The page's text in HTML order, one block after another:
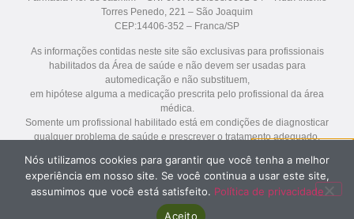
Torres Penedo, 221 – São Joaquim
CEP:14406-352 – Franca/SP
As informações contidas neste site são exclusivas para profissionais
habilitados da Área de saúde e não devem ser usadas para
automedicação e não substituem,
em hipótese alguma a medicação prescrita pelo profissional da área
médica.
Somente um profissional habilitado está em condições de diagnosticar
qualquer problema de saúde e prescrever o tratamento adequado.
Os medicamentos sob prescrição médica só serão dispensados mediante
apresentação da receita para avaliação farmacêutica antes da
manipulação e dispensação.
Nós utilizamos cookies para garantir que você tenha a melhor
experiência em nosso site. Se você continua a usar este site,
assumimos que você está satisfeito. Política de privacidade
Aceito